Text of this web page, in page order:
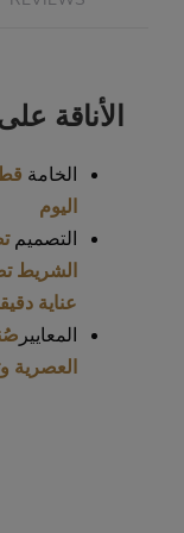
الأناقة
الخامة
اليوم
التصميم
الشريط
عناية
المعايير
العصرية